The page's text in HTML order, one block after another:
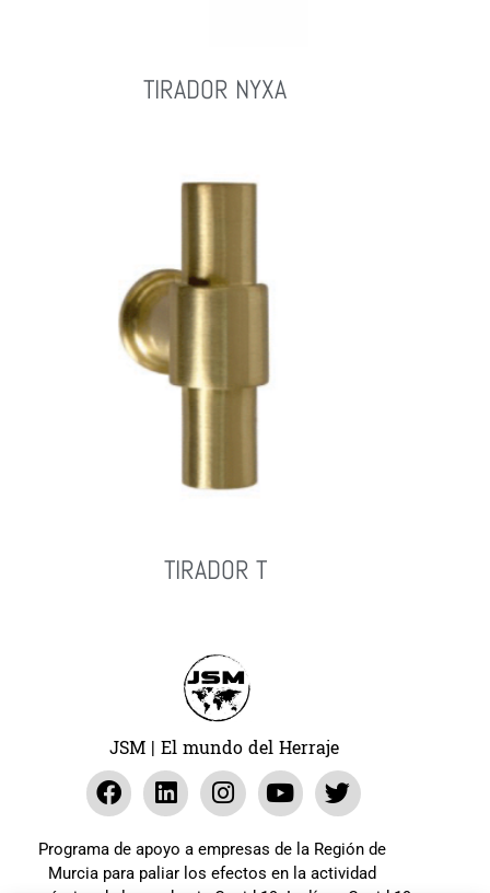
TIRADOR NYXA
TIRADOR T
JSM | El mundo del Herraje
Programa de apoyo a empresas de la Región de
Murcia para paliar los efectos en la actividad